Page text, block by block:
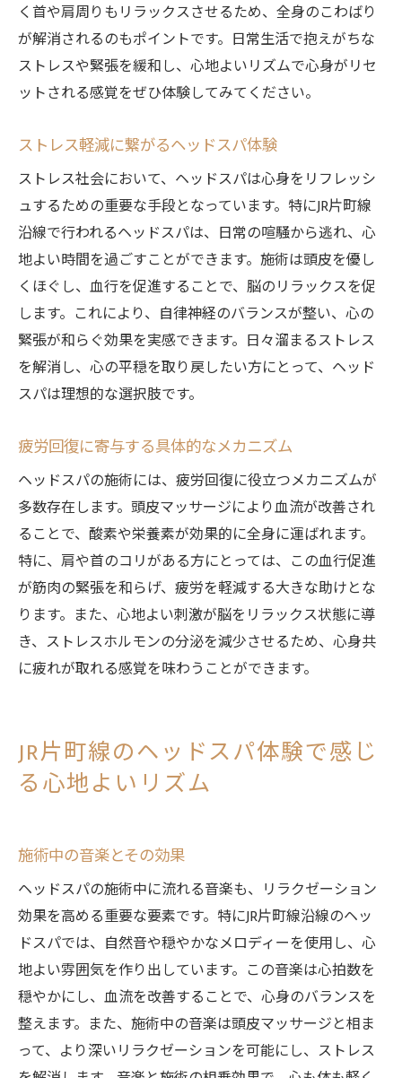
く首や肩周りもリラックスさせるため、全身のこわばり
が解消されるのもポイントです。日常生活で抱えがちな
ストレスや緊張を緩和し、心地よいリズムで心身がリセ
ットされる感覚をぜひ体験してみてください。
ストレス軽減に繋がるヘッドスパ体験
ストレス社会において、ヘッドスパは心身をリフレッシ
ュするための重要な手段となっています。特にJR片町線
沿線で行われるヘッドスパは、日常の喧騒から逃れ、心
地よい時間を過ごすことができます。施術は頭皮を優し
くほぐし、血行を促進することで、脳のリラックスを促
します。これにより、自律神経のバランスが整い、心の
緊張が和らぐ効果を実感できます。日々溜まるストレス
を解消し、心の平穏を取り戻したい方にとって、ヘッド
スパは理想的な選択肢です。
疲労回復に寄与する具体的なメカニズム
ヘッドスパの施術には、疲労回復に役立つメカニズムが
多数存在します。頭皮マッサージにより血流が改善され
ることで、酸素や栄養素が効果的に全身に運ばれます。
特に、肩や首のコリがある方にとっては、この血行促進
が筋肉の緊張を和らげ、疲労を軽減する大きな助けとな
ります。また、心地よい刺激が脳をリラックス状態に導
き、ストレスホルモンの分泌を減少させるため、心身共
に疲れが取れる感覚を味わうことができます。
JR片町線のヘッドスパ体験で感じ
る心地よいリズム
施術中の音楽とその効果
ヘッドスパの施術中に流れる音楽も、リラクゼーション
効果を高める重要な要素です。特にJR片町線沿線のヘッ
ドスパでは、自然音や穏やかなメロディーを使用し、心
地よい雰囲気を作り出しています。この音楽は心拍数を
穏やかにし、血流を改善することで、心身のバランスを
整えます。また、施術中の音楽は頭皮マッサージと相ま
って、より深いリラクゼーションを可能にし、ストレス